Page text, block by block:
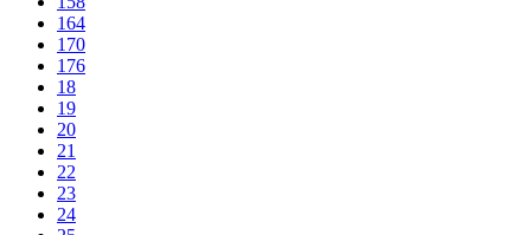
164
170
176
18
19
20
21
22
23
24